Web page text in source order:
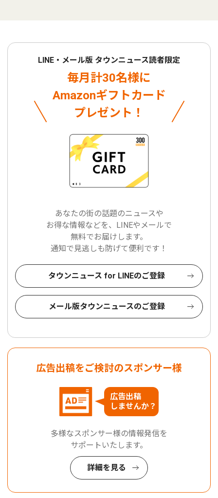
LINE・メール版 タウンニュース読者限定
毎月計30名様に
Amazonギフトカード
プレゼント！
あなたの街の話題のニュースや
お得な情報などを、LINEやメールで
無料でお届けします。
通知で見逃しも防げて便利です！
タウンニュース for LINEのご登録
メール版タウンニュースのご登録
広告出稿をご検討のスポンサー様
広告出稿
しませんか？
多様なスポンサー様の情報発信を
サポートいたします。
詳細を見る